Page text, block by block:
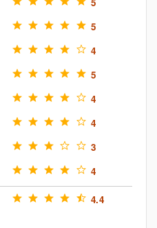
5
4
5
4
4
3
4
4.4